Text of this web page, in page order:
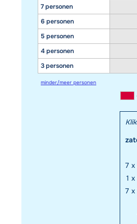
7 personen
6 personen
5 personen
4 personen
3 personen
minder/meer personen
7 x
1 x
7 x